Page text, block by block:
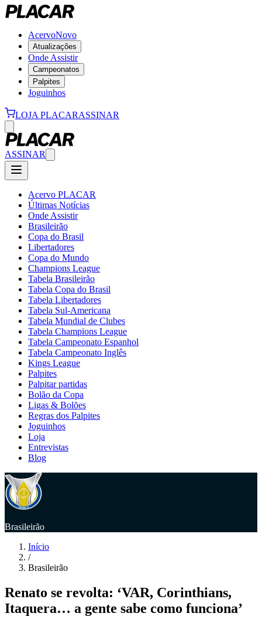
AcervoNovo
Atualizações
Onde Assistir
Campeonatos
Palpites
Joguinhos
LOJA PLACARASSINAR
ASSINAR
Acervo PLACAR
Últimas Notícias
Onde Assistir
Brasileirão
Copa do Brasil
Libertadores
Copa do Mundo
Champions League
Tabela Brasileirão
Tabela Copa do Brasil
Tabela Libertadores
Tabela Sul-Americana
Tabela Mundial de Clubes
Tabela Champions League
Tabela Campeonato Espanhol
Tabela Campeonato Inglês
Kings League
Palpites
Palpitar partidas
Bolão da Copa
Ligas & Bolões
Regras dos Palpites
Joguinhos
Loja
Entrevistas
Blog
Brasileirão
Início
/
Brasileirão
Renato se revolta: ‘VAR, Corinthians,
Itaquera… a gente sabe como funciona’